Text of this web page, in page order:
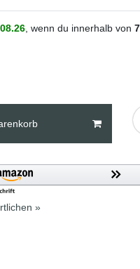
, wenn du innerhalb von
»